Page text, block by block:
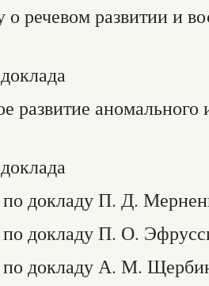
о речевом развитии и
развитие
докладу П. Д.
докладу П. О.
докладу А. М.